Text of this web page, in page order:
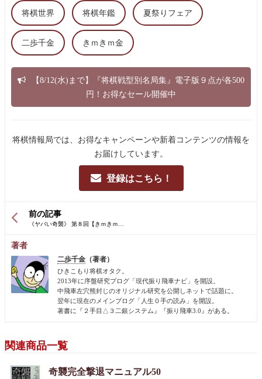
将棋世界 将棋年鑑 夏祭りフェア
二歩千金 きｍきｍ金
【8/12(水)まで】『将棋戦型別名局集』電子版９点が各500
円！お得なセール開催中
将棋情報局では、お得なキャンペーンや新着コンテンツの情報を
お届けしています。
登録はこちら！
前の記事
著者
二歩千金 （著者）
ひきこもり将棋オタク。
2013年に序盤研究ブログ「現代振り飛車ナビ」を開設。
中飛車左穴熊封じのオリジナル研究を公開しネットで話題に。
翌年に現在のメインブログ「人生０手の読み」を開設。
著書に『２手目△３二銀システム』『振り飛車3.0』がある。
関連商品一覧
奇襲完全撃退マニュアル50